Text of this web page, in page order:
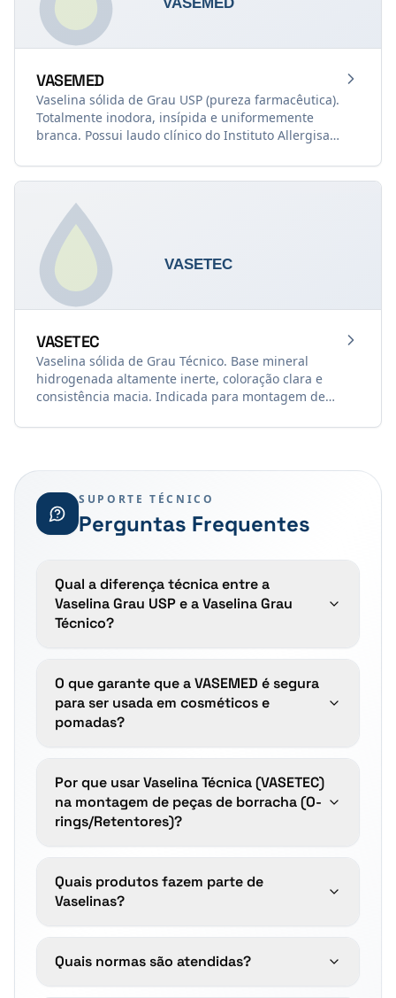
VASEMED
Vaselina sólida de Grau USP (pureza farmacêutica).
Totalmente inodora, insípida e uniformemente
branca. Possui laudo clínico do Instituto Allergisa
cutânea, sustentando o claim Dermatologicamente
produtos de cuidados pessoais.
VASETEC
Vaselina sólida de Grau Técnico. Base mineral
hidrogenada altamente inerte, coloração clara e
consistência macia. Indicada para montagem de
degradar o elastômero, proteção anticorrosiva,
causariam manchamento.
SUPORTE TÉCNICO
Perguntas Frequentes
Qual a diferença técnica entre a
Vaselina Grau USP e a Vaselina Grau
Técnico?
O que garante que a VASEMED é segura
para ser usada em cosméticos e
pomadas?
Por que usar Vaselina Técnica (VASETEC)
na montagem de peças de borracha (O-
rings/Retentores)?
Quais produtos fazem parte de
Vaselinas?
Quais normas são atendidas?